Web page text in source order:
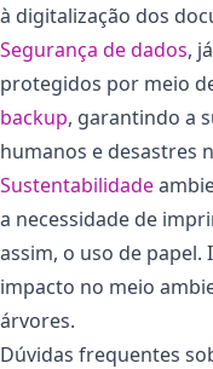
à digitalização dos
Segurança de dados,
protegidos por meio
backup, garantindo a
humanos e desastres
Sustentabilidade
a necessidade de
assim, o uso de papel.
impacto no meio
árvores.
Dúvidas frequentes